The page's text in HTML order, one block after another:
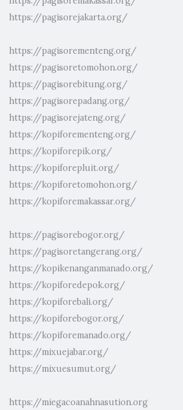
https://pagisorejakarta.org/
https://pagisorementeng.org/
https://pagisoretomohon.org/
https://pagisorebitung.org/
https://pagisorepadang.org/
https://pagisorejateng.org/
https://kopiforementeng.org/
https://kopiforepik.org/
https://kopiforepluit.org/
https://kopiforetomohon.org/
https://kopiforemakassar.org/
https://pagisorebogor.org/
https://pagisoretangerang.org/
https://kopikenanganmanado.org/
https://kopiforedepok.org/
https://kopiforebali.org/
https://kopiforebogor.org/
https://kopiforemanado.org/
https://mixuejabar.org/
https://mixuesumut.org/
https://miegacoanahnasution.org